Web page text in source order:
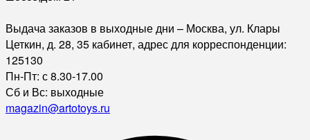
Выдача заказов в выходные дни – Москва, ул. Клары
Цеткин, д. 28, 35 кабинет, адрес для корреспонденции:
125130
Пн-Пт: с 8.30-17.00
Сб и Вс: выходные
magazin@artotoys.ru